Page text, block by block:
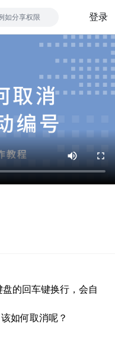
如分享权限 登录
的回车键换行，会自
如何取消呢？